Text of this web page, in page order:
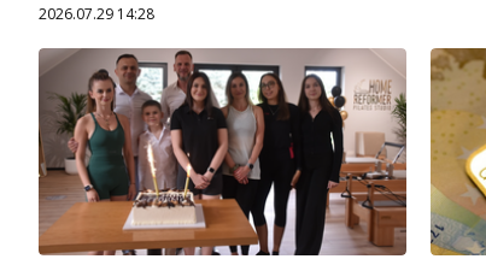
2026.07.29 14:28